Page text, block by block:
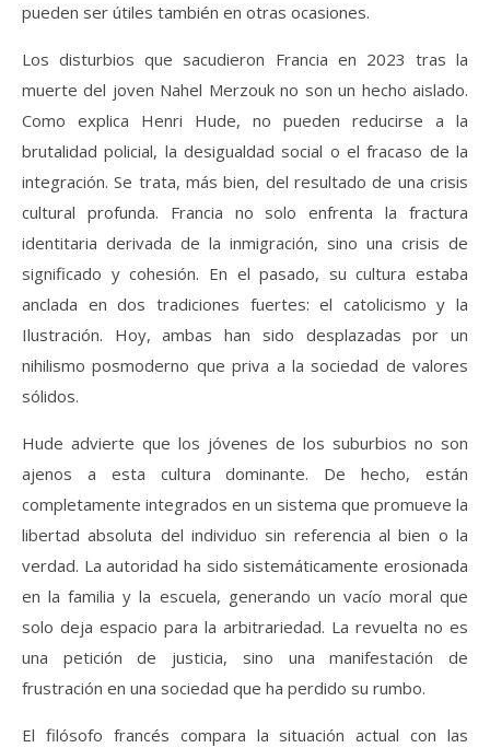
pueden ser útiles también en otras ocasiones.
Los disturbios que sacudieron Francia en 2023 tras la
muerte del joven Nahel Merzouk no son un hecho aislado.
Como explica Henri Hude, no pueden reducirse a la
brutalidad policial, la desigualdad social o el fracaso de la
integración. Se trata, más bien, del resultado de una crisis
cultural profunda. Francia no solo enfrenta la fractura
identitaria derivada de la inmigración, sino una crisis de
significado y cohesión. En el pasado, su cultura estaba
anclada en dos tradiciones fuertes: el catolicismo y la
Ilustración. Hoy, ambas han sido desplazadas por un
nihilismo posmoderno que priva a la sociedad de valores
sólidos.
Hude advierte que los jóvenes de los suburbios no son
ajenos a esta cultura dominante. De hecho, están
completamente integrados en un sistema que promueve la
libertad absoluta del individuo sin referencia al bien o la
verdad. La autoridad ha sido sistemáticamente erosionada
en la familia y la escuela, generando un vacío moral que
solo deja espacio para la arbitrariedad. La revuelta no es
una petición de justicia, sino una manifestación de
frustración en una sociedad que ha perdido su rumbo.
El filósofo francés compara la situación actual con las